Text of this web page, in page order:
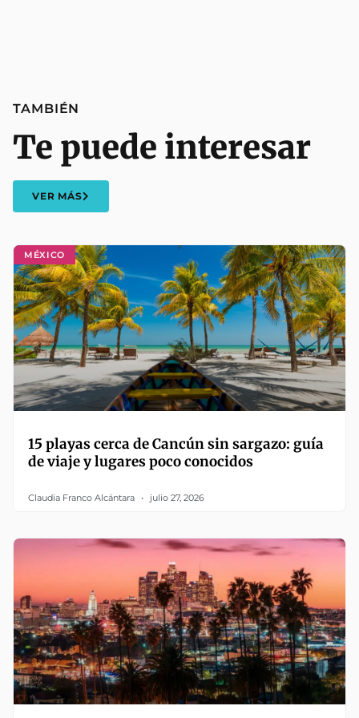
MÉXICO
15 playas cerca de Cancún sin sargazo: guía
de viaje y lugares poco conocidos
Claudia Franco Alcántara julio 27, 2026
TAMBIÉN
Te puede interesar
VER MÁS